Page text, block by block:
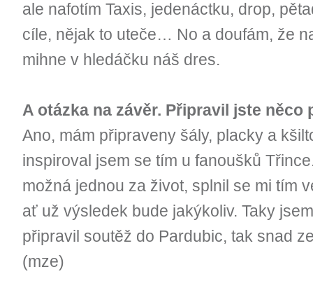
ale nafotím Taxis, jedenáctku, drop,
cíle, nějak to uteče… No a doufám, že
mihne v hledáčku náš dres.
A otázka na závěr. Připravil jste něco
Ano, mám připraveny šály, placky a
inspiroval jsem se tím u fanoušků
možná jednou za život, splnil se mi tím
ať už výsledek bude jakýkoliv. Taky
připravil soutěž do Pardubic, tak snad
(mze)